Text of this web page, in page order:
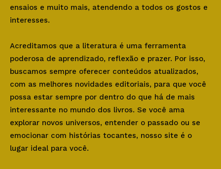
ensaios e muito mais, atendendo a todos os gostos e
interesses.
Acreditamos que a literatura é uma ferramenta
poderosa de aprendizado, reflexão e prazer. Por isso,
buscamos sempre oferecer conteúdos atualizados,
com as melhores novidades editoriais, para que você
possa estar sempre por dentro do que há de mais
interessante no mundo dos livros. Se você ama
explorar novos universos, entender o passado ou se
emocionar com histórias tocantes, nosso site é o
lugar ideal para você.